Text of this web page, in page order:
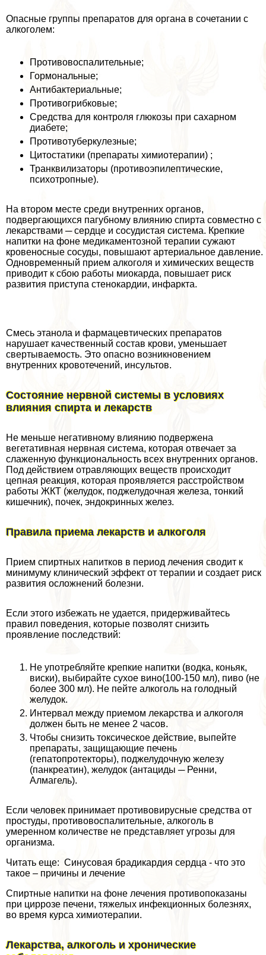
Опасные группы препаратов для органа в сочетании с
алкоголем:
Противовоспалительные;
Гормональные;
Антибактериальные;
Противогрибковые;
Средства для контроля глюкозы при сахарном
диабете;
Противотуберкулезные;
Цитостатики (препараты химиотерапии) ;
Транквилизаторы (противоэпилептические,
психотропные).
На втором месте среди внутренних органов,
подвергающихся пагубному влиянию спирта совместно с
лекарствами ─ сердце и сосудистая система. Крепкие
напитки на фоне медикаментозной терапии сужают
кровеносные сосуды, повышают артериальное давление.
Одновременный прием алкоголя и химических веществ
приводит к сбою работы миокарда, повышает риск
развития приступа стенокардии, инфаркта.
Смесь этанола и фармацевтических препаратов
нарушает качественный состав крови, уменьшает
свертываемость. Это опасно возникновением
внутренних кровотечений, инсультов.
Состояние нервной системы в условиях
влияния спирта и лекарств
Не меньше негативному влиянию подвержена
вегетативная нервная система, которая отвечает за
слаженную функциональность всех внутренних органов.
Под действием отравляющих веществ происходит
цепная реакция, которая проявляется расстройством
работы ЖКТ (желудок, поджелудочная железа, тонкий
кишечник), почек, эндокринных желез.
Правила приема лекарств и алкоголя
Прием спиртных напитков в период лечения сводит к
минимуму клинический эффект от терапии и создает риск
развития осложнений болезни.
Если этого избежать не удается, придерживайтесь
правил поведения, которые позволят снизить
проявление последствий:
Не употрeбляйте крепкие напитки (водка, коньяк,
виски), выбирайте сухое вино(100-150 мл), пиво (не
более 300 мл). Не пейте алкоголь на голодный
желудок.
Интервал между приемом лекарства и алкоголя
должен быть не менее 2 часов.
Чтобы снизить токсическое действие, выпейте
препараты, защищающие печень
(гепатопротекторы), поджелудочную железу
(панкреатин), желудок (антациды ─ Ренни,
Алмагель).
Если человек принимает противовирусные средства от
простуды, противовоспалительные, алкоголь в
умеренном количестве не представляет угрозы для
организма.
Читать еще: Синусовая брадикардия сердца - что это
такое – причины и лечение
Спиртные напитки на фоне лечения противопоказаны
при циррозе печени, тяжелых инфекционных болезнях,
во время курса химиотерапии.
Лекарства, алкоголь и хронические